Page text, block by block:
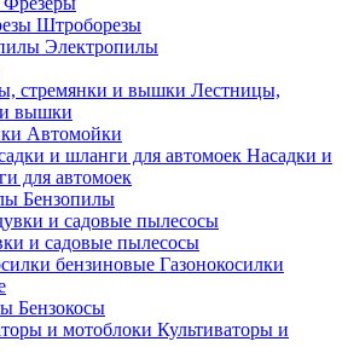
Штроборезы
Электропилы
Лестницы,
вышки
Автомойки
Насадки и
для автомоек
Бензопилы
и садовые пылесосы
Газонокосилки
Бензокосы
Культиваторы и